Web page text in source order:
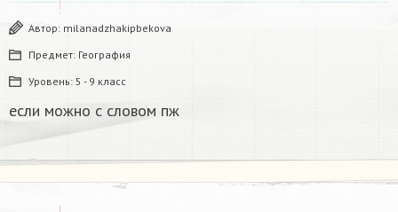
Автор: milanadzhakipbekova
Предмет: География
Уровень: 5 - 9 класс
если можно с словом пж​